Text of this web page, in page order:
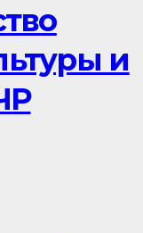
и